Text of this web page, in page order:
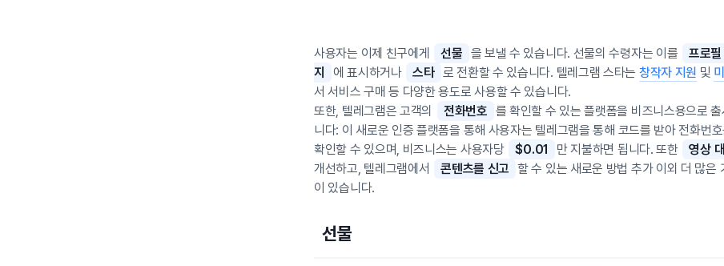
사용자는 이제 친구에게 선물 을 보낼 수 있습니다. 선물의 수령자는 이를
프로필
지
에 표시하거나 스타 로 전환할 수 있습니다. 텔레그램 스타는 창작자 지원 및
서 서비스 구매 등 다양한 용도로 사용할 수 있습니다.
또한, 텔레그램은 고객의
전화번호 를 확인할 수 있는 플랫폼을 비즈니스용으로
니다: 이 새로운 인증 플랫폼을 통해 사용자는 텔레그램을 통해 코드를 받아 전화번호
확인할 수 있으며, 비즈니스는 사용자당
$0.01 만 지불하면 됩니다. 또한 영상
개선하고, 텔레그램에서
콘텐츠를 신고 할 수 있는 새로운 방법 추가 이외 더 많은
이 있습니다.
선물